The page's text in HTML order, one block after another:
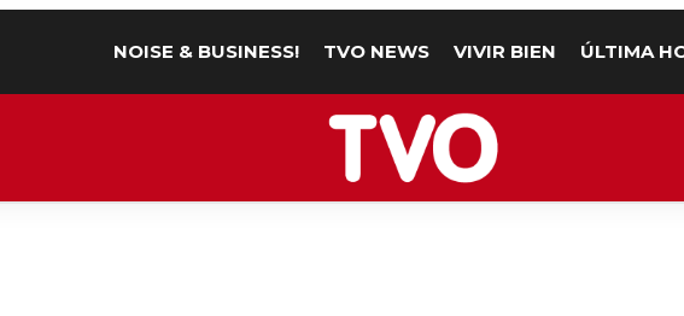
NOISE & BUSINESS! TVO NEWS VIVIR BIEN ÚLTIMA